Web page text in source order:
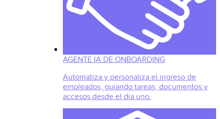
AGENTE IA DE ONBOARDING
Automatiza y personaliza el ingreso de
empleados, guiando tareas, documentos y
accesos desde el día uno.